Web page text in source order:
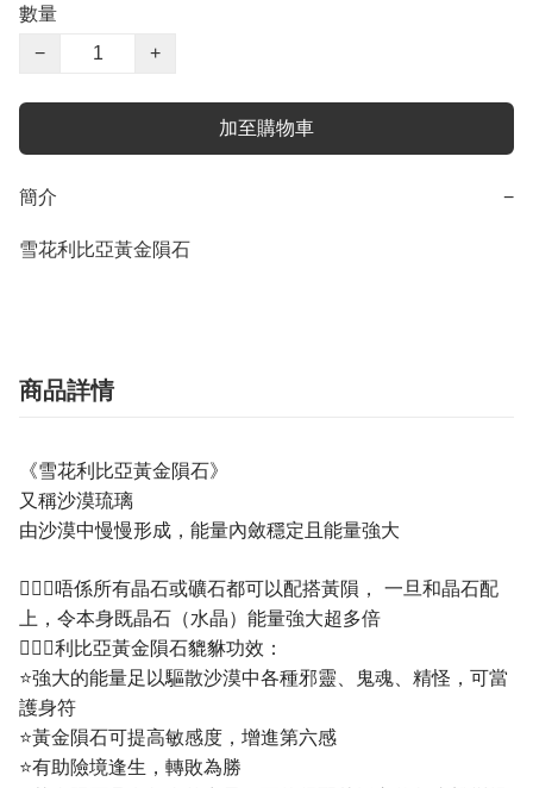
數量
−
+
加至購物車
簡介 −
雪花利比亞黃金隕石
商品詳情
《雪花利比亞黃金隕石》
又稱沙漠琉璃
由沙漠中慢慢形成，能量內斂穩定且能量強大
💁🏼‍♀️唔係所有晶石或礦石都可以配搭黃隕， 一旦和晶石配
上，令本身既晶石（水晶）能量強大超多倍
💁🏼‍♀️利比亞黃金隕石貔貅功效：
⭐強大的能量足以驅散沙漠中各種邪靈、鬼魂、精怪，可當
護身符
⭐黃金隕石可提高敏感度，增進第六感
⭐有助險境逢生，轉敗為勝